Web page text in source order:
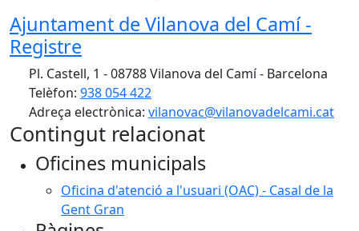
Ajuntament de Vilanova del Camí -
Registre
Pl. Castell, 1 - 08788 Vilanova del Camí - Barcelona
Telèfon: 938 054 422
Adreça electrònica: vilanovac@vilanovadelcami.cat
Contingut relacionat
Oficines municipals
Oficina d'atenció a l'usuari (OAC) - Casal de la
Gent Gran